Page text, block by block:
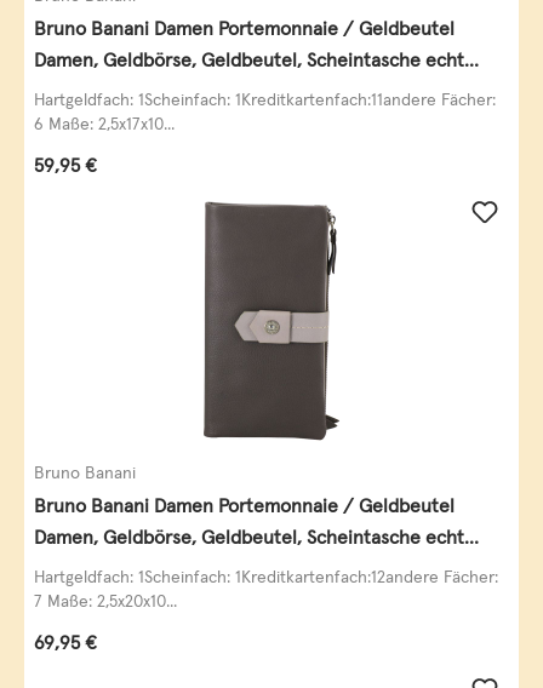
Bruno Banani Damen Portemonnaie / Geldbeutel
Damen, Geldbörse, Geldbeutel, Scheintasche echt
Leder
Hartgeldfach: 1Scheinfach: 1Kreditkartenfach:11andere Fächer:
6 Maße: 2,5x17x10...
Regulärer Preis:
59,95 €
Bruno Banani
Bruno Banani Damen Portemonnaie / Geldbeutel
Damen, Geldbörse, Geldbeutel, Scheintasche echt
Leder
Hartgeldfach: 1Scheinfach: 1Kreditkartenfach:12andere Fächer:
7 Maße: 2,5x20x10...
Regulärer Preis:
69,95 €